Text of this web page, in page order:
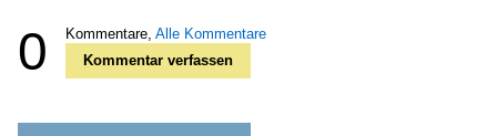
0 Kommentare, Alle Kommentare
Kommentar verfassen